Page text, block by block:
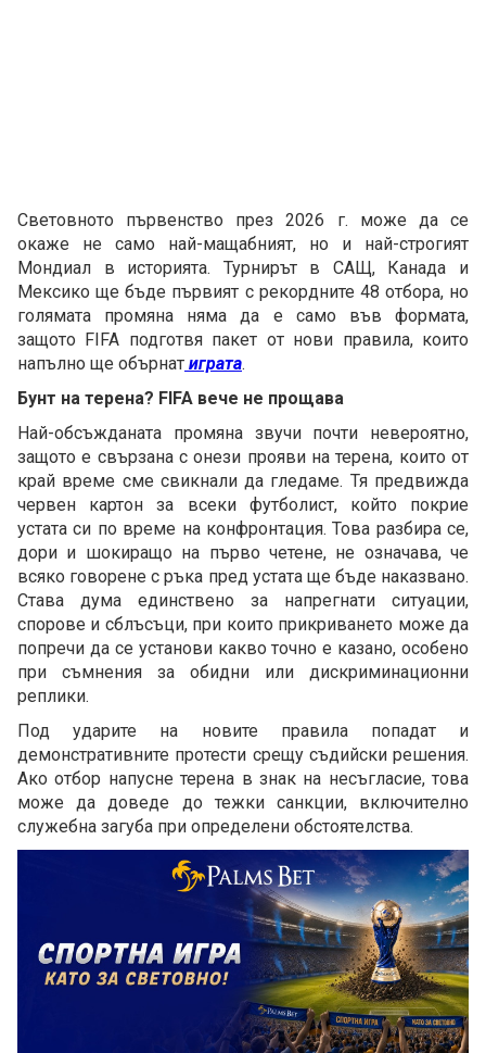
Световното първенство през 2026 г. може да се
окаже не само най-мащабният, но и най-строгият
Мондиал в историята. Турнирът в САЩ, Канада и
Мексико ще бъде първият с рекордните 48 отбора, но
голямата промяна няма да е само във формата,
защото FIFA подготвя пакет от нови правила, които
напълно ще обърнат играта.
Бунт на терена? FIFA вече не прощава
Най-обсъжданата промяна звучи почти невероятно,
защото е свързана с онези прояви на терена, които от
край време сме свикнали да гледаме. Тя предвижда
червен картон за всеки футболист, който покрие
устата си по време на конфронтация. Това разбира се,
дори и шокиращо на първо четене, не означава, че
всяко говорене с ръка пред устата ще бъде наказвано.
Става дума единствено за напрегнати ситуации,
спорове и сблъсъци, при които прикриването може да
попречи да се установи какво точно е казано, особено
при съмнения за обидни или дискриминационни
реплики.
Под ударите на новите правила попадат и
демонстративните протести срещу съдийски решения.
Ако отбор напусне терена в знак на несъгласие, това
може да доведе до тежки санкции, включително
служебна загуба при определени обстоятелства.